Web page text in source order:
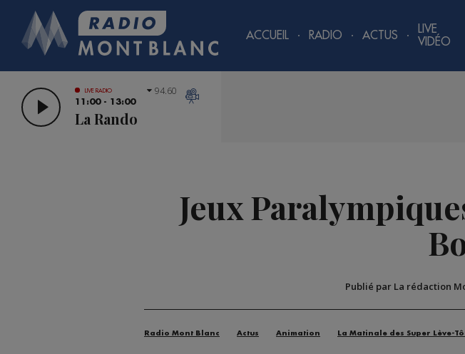
ACCUEIL RADIO ACTUS
LIVE
VIDÉO
LIVE RADIO
11:00 - 13:00
La Rando
94.60
Jeux
Publié par La rédaction
Radio Mont Blanc Actus Animation La Matinale des Super Lève-